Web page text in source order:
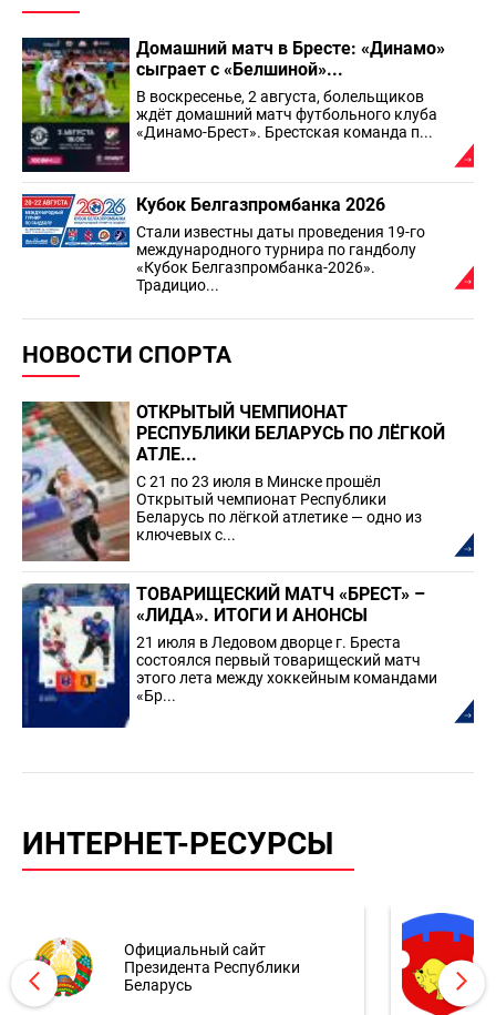
Домашний матч в Бресте: «Динамо»
сыграет с «Белшиной»...
В воскресенье, 2 августа, болельщиков
ждёт домашний матч футбольного клуба
«Динамо-Брест». Брестская команда п...
Кубок Белгазпромбанка 2026
Стали известны даты проведения 19-го
международного турнира по гандболу
«Кубок Белгазпромбанка-2026».
Традицио...
НОВОСТИ СПОРТА
ОТКРЫТЫЙ ЧЕМПИОНАТ
РЕСПУБЛИКИ БЕЛАРУСЬ ПО ЛЁГКОЙ
АТЛЕ...
С 21 по 23 июля в Минске прошёл
Открытый чемпионат Республики
Беларусь по лёгкой атлетике — одно из
ключевых с...
ТОВАРИЩЕСКИЙ МАТЧ «БРЕСТ» –
«ЛИДА». ИТОГИ И АНОНСЫ
21 июля в Ледовом дворце г. Бреста
состоялся первый товарищеский матч
этого лета между хоккейным командами
«Бр...
ИНТЕРНЕТ-РЕСУРСЫ
Официальный сайт
Президента Республики
Беларусь